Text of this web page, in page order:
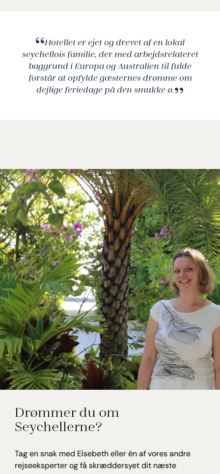
Hotellet er ejet og drevet af en lokal
seychellois familie, der med arbejdsrelateret
baggrund i Europa og Australien til fulde
forstår at opfylde gæsternes drømme om
dejlige feriedage på den smukke ø.
Elsebeth Thomsen
Rejseekspert, Seychellerne
Drømmer du om
Seychellerne?
Tag en snak med Elsebeth eller én af vores andre
rejseeksperter og få skræddersyet dit næste